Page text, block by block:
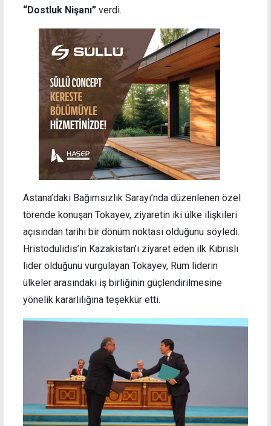
“Dostluk Nişanı” verdi.
Astana’daki Bağımsızlık Sarayı’nda düzenlenen özel
törende konuşan Tokayev, ziyaretin iki ülke ilişkileri
açısından tarihi bir dönüm noktası olduğunu söyledi.
Hristodulidis’in Kazakistan’ı ziyaret eden ilk Kıbrıslı
lider olduğunu vurgulayan Tokayev, Rum liderin
ülkeler arasındaki iş birliğinin güçlendirilmesine
yönelik kararlılığına teşekkür etti.